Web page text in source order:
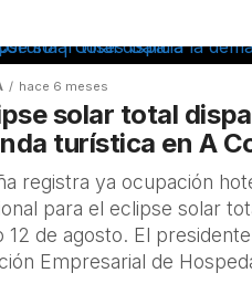
hace 6 meses
solar total
turística en A
registra ya ocupación
para el eclipse solar
12 de agosto. El
Empresarial de